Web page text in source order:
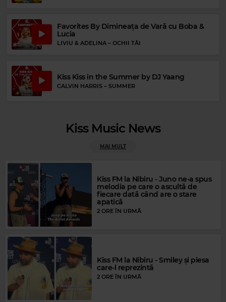
Rock Blues
ROY BUCHANAN –WHEN A GUITAR PLAYS THE BLUES
Favorites By Dimineața de Vară cu Boba &
Lucia
LIVIU & ADELINA – OCHII TĂI
Kiss Kiss in the Summer by DJ Yaang
CALVIN HARRIS – SUMMER
Kiss Music News
MAI MULT
Kiss FM la Nibiru - Juno ne-a spus
melodia pe care o ascultă de
fiecare dată când are o stare
apatică
2 ORE ÎN URMĂ
Kiss FM la Nibiru - Smiley și piesa
care-l reprezintă
2 ORE ÎN URMĂ